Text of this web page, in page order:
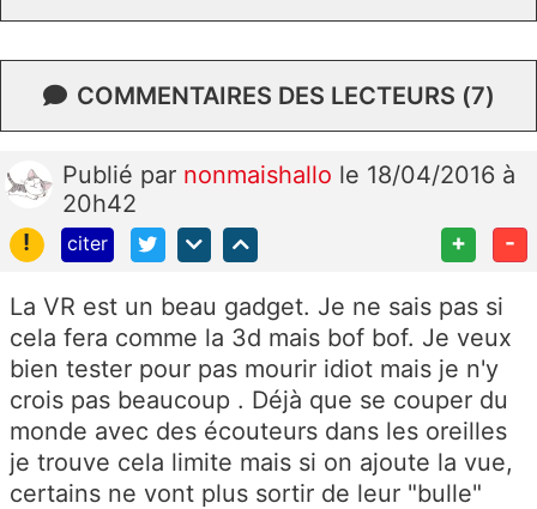
COMMENTAIRES DES LECTEURS (7)
Publié par nonmaishallo le 18/04/2016 à
20h42
!
citer + -
La VR est un beau gadget. Je ne sais pas si
cela fera comme la 3d mais bof bof. Je veux
bien tester pour pas mourir idiot mais je n'y
crois pas beaucoup . Déjà que se couper du
monde avec des écouteurs dans les oreilles
je trouve cela limite mais si on ajoute la vue,
certains ne vont plus sortir de leur "bulle"